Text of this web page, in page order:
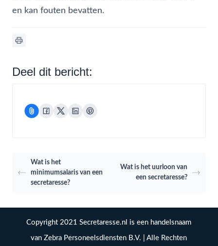
en kan fouten bevatten.
Deel dit bericht:
Wat is het
minimumsalaris van een
secretaresse?
Wat is het uurloon van
een secretaresse?
Copyright 2021 Secretaresse.nl is een handelsnaam
van Zebra Personeelsdiensten B.V. | Alle Rechten